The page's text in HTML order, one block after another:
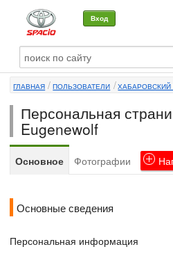
Вход
О машине
Автоклуб
Форумы
Сервисы и услуги
ГЛАВНАЯ ПОЛЬЗОВАТЕЛИ ХАБАРОВСКИЙ
Персональная
Eugenewolf
Основное Фотографии
Основные сведения
Персональная информация